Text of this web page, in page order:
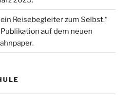
Reisebegleiter zum Selbst.“
auf dem neuen